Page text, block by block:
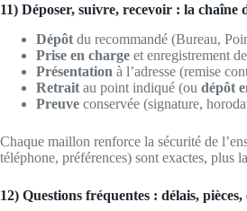
11) Déposer, suivre, recevoir : la chaîne
Dépôt du recommandé (Bureau,
Prise en charge et enregistrement
Présentation à l’adresse (remise
Retrait au point indiqué (ou dépôt
Preuve conservée (signature,
Chaque maillon renforce la sécurité de
téléphone, préférences) sont exactes, plus
12) Questions fréquentes : délais, pièces,